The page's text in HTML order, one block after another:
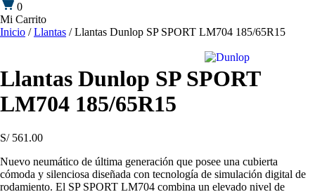
0
Mi Carrito
Inicio /Llantas / Llantas Dunlop SP SPORT LM704 185/65R15
Llantas Dunlop SP SPORT
LM704 185/65R15
S/561.00
Nuevo neumático de última generación que posee una cubierta
cómoda y silenciosa diseñada con tecnología de simulación digital de
rodamiento. El SP SPORT LM704 combina un elevado nivel de